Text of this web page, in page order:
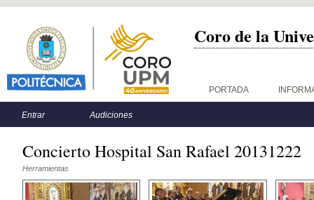
Coro de la
Menú principal PORTADA
Menú secundario
Entrar Audiciones
Concierto Hospital San Rafael 20131222
Herramientas